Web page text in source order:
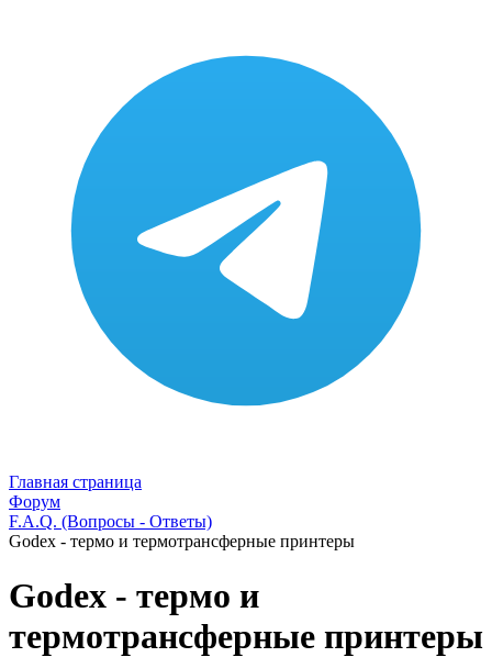
Главная страница
Форум
F.A.Q. (Вопросы - Ответы)
Godex - термо и термотрансферные принтеры
Godex - термо и
термотрансферные принтеры